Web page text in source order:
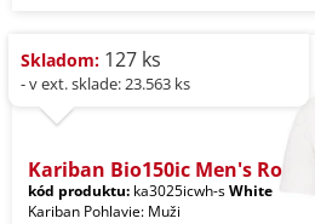
Skladom: 127 ks
- v ext. sklade: 23.563 ks
Kariban Bio150ic Men's Ro
kód produktu: ka3025icwh-sWhite
Kariban Pohlavie: Muži